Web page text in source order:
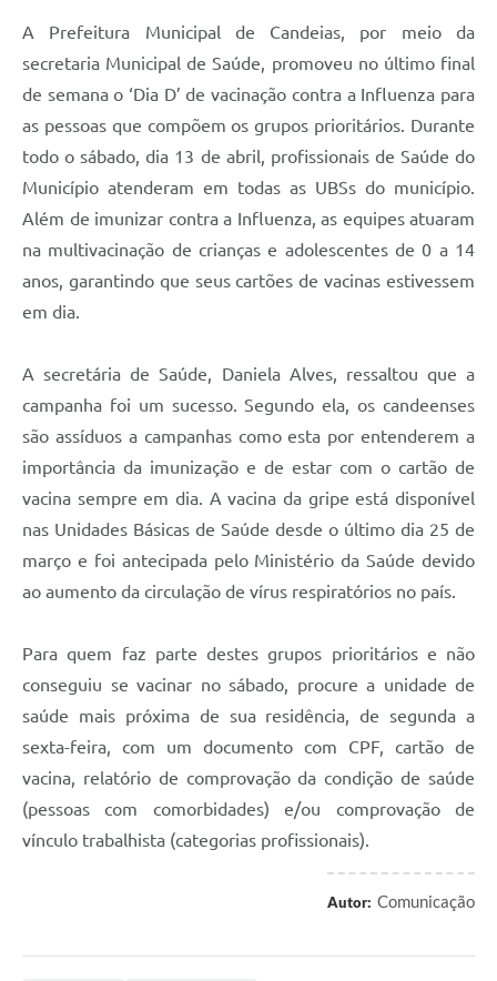
Transparência dos recursos municipais empregado no
combate à pandemia do COVID -19
Lei Aldir Blanc
Prestação de Contas Secretária de Saúde
RELATÓRIO ESPORTE MUNICIPAL 2025
A Prefeitura Municipal de Candeias, por meio da
secretaria Municipal de Saúde, promoveu no último final
de semana o ‘Dia D’ de vacinação contra a Influenza para
as pessoas que compõem os grupos prioritários. Durante
todo o sábado, dia 13 de abril, profissionais de Saúde do
Município atenderam em todas as UBSs do município.
Além de imunizar contra a Influenza, as equipes atuaram
na multivacinação de crianças e adolescentes de 0 a 14
anos, garantindo que seus cartões de vacinas estivessem
em dia.
A secretária de Saúde, Daniela Alves, ressaltou que a
campanha foi um sucesso. Segundo ela, os candeenses
são assíduos a campanhas como esta por entenderem a
importância da imunização e de estar com o cartão de
vacina sempre em dia. A vacina da gripe está disponível
nas Unidades Básicas de Saúde desde o último dia 25 de
março e foi antecipada pelo Ministério da Saúde devido
ao aumento da circulação de vírus respiratórios no país.
Para quem faz parte destes grupos prioritários e não
conseguiu se vacinar no sábado, procure a unidade de
saúde mais próxima de sua residência, de segunda a
sexta-feira, com um documento com CPF, cartão de
vacina, relatório de comprovação da condição de saúde
(pessoas com comorbidades) e/ou comprovação de
vínculo trabalhista (categorias profissionais).
Autor: Comunicação